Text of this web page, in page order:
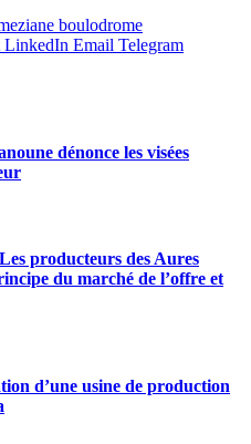
boulodrome
LinkedIn Email Telegram
dénonce les visées
producteurs des Aures
du marché de l’offre et
d’une usine de production